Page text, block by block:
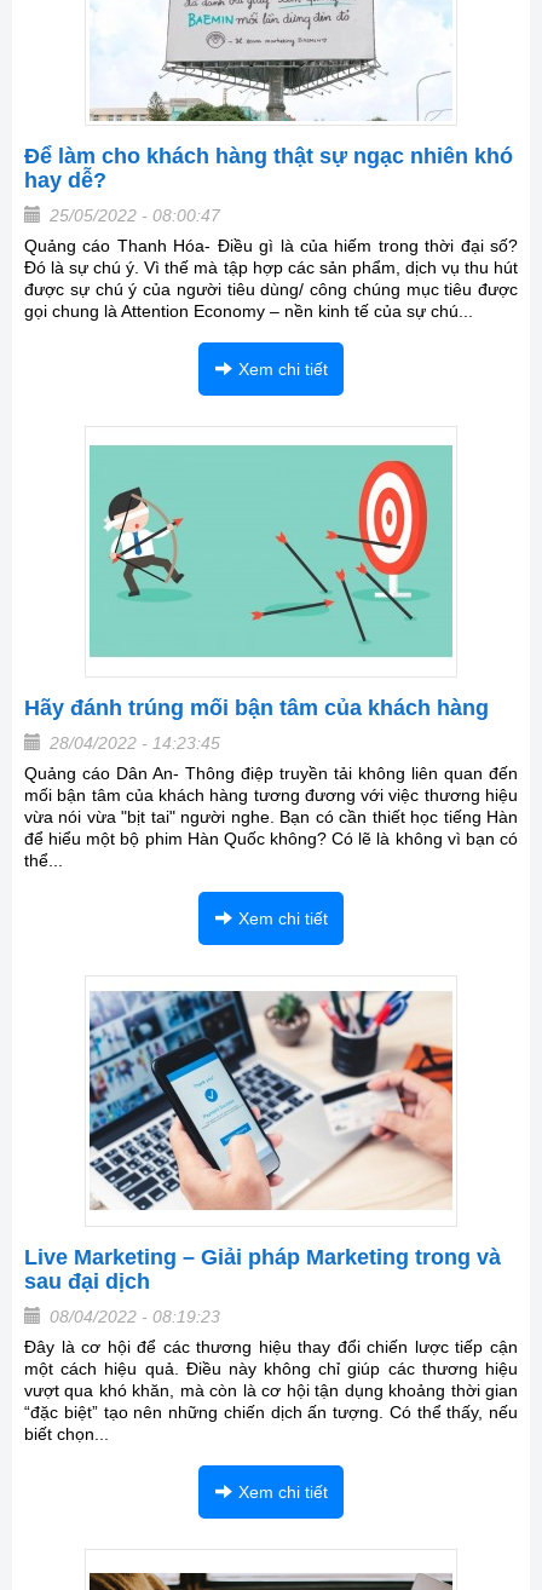
Để làm cho khách hàng thật sự ngạc nhiên khó
hay dễ?
25/05/2022 - 08:00:47
Quảng cáo Thanh Hóa- Điều gì là của hiếm trong thời đại số?
Đó là sự chú ý. Vì thế mà tập hợp các sản phẩm, dịch vụ thu hút
được sự chú ý của người tiêu dùng/ công chúng mục tiêu được
gọi chung là Attention Economy – nền kinh tế của sự chú...
Xem chi tiết
Hãy đánh trúng mối bận tâm của khách hàng
28/04/2022 - 14:23:45
Quảng cáo Dân An- Thông điệp truyền tải không liên quan đến
mối bận tâm của khách hàng tương đương với việc thương hiệu
vừa nói vừa "bịt tai" người nghe. Bạn có cần thiết học tiếng Hàn
để hiểu một bộ phim Hàn Quốc không? Có lẽ là không vì bạn có
thể...
Xem chi tiết
Live Marketing – Giải pháp Marketing trong và
sau đại dịch
08/04/2022 - 08:19:23
Đây là cơ hội để các thương hiệu thay đổi chiến lược tiếp cận
một cách hiệu quả. Điều này không chỉ giúp các thương hiệu
vượt qua khó khăn, mà còn là cơ hội tận dụng khoảng thời gian
“đặc biệt” tạo nên những chiến dịch ấn tượng. Có thể thấy, nếu
biết chọn...
Xem chi tiết